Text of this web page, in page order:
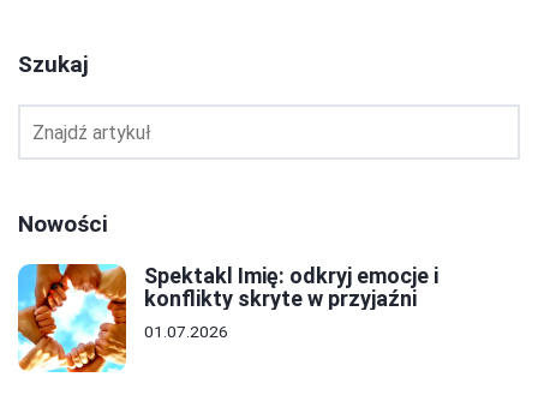
Szukaj
Nowości
Spektakl Imię: odkryj emocje i
konflikty skryte w przyjaźni
01.07.2026